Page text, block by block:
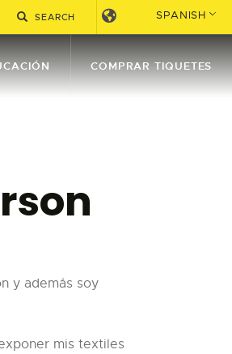
SPANISH
COMPRAR TIQUETES
y además soy
mis textiles